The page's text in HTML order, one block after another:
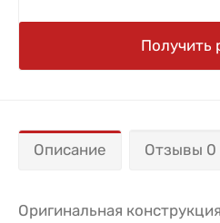
Получить
Описание Отзывы 0
Оригинальная